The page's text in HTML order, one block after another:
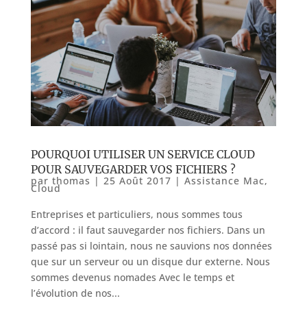
POURQUOI UTILISER UN SERVICE CLOUD
POUR SAUVEGARDER VOS FICHIERS ?
par thomas | 25 Août 2017 | Assistance Mac,
Cloud
Entreprises et particuliers, nous sommes tous
d’accord : il faut sauvegarder nos fichiers. Dans un
passé pas si lointain, nous ne sauvions nos données
que sur un serveur ou un disque dur externe. Nous
sommes devenus nomades Avec le temps et
l’évolution de nos...